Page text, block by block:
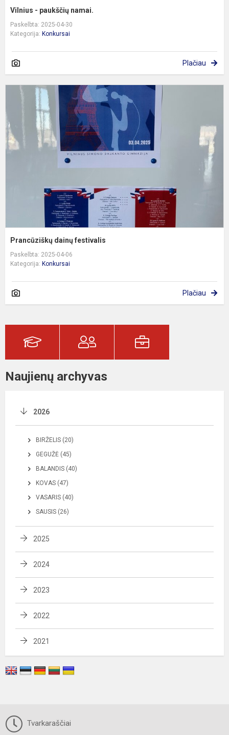
Vilnius - paukščių namai.
Paskelbta: 2025-04-30
Kategorija: Konkursai
Plačiau
Prancūziškų dainų festivalis
Paskelbta: 2025-04-06
Kategorija: Konkursai
Plačiau
Naujienų archyvas
2026
BIRŽELIS (20)
GEGUŽĖ (45)
BALANDIS (40)
KOVAS (47)
VASARIS (40)
SAUSIS (26)
2025
2024
2023
2022
2021
Tvarkaraščiai